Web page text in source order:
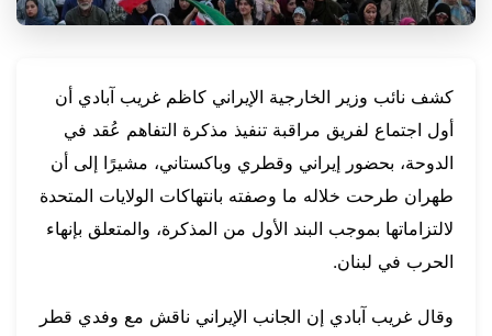
كشف نائب وزير الخارجية الإيراني كاظم غريب آبادي أن
أول اجتماع لفريق مراقبة تنفيذ مذكرة التفاهم عُقد في
الدوحة، بحضور إيراني وقطري وباكستاني، مشيرًا إلى أن
طهران طرحت خلاله ما وصفته بانتهاكات الولايات المتحدة
لالتزاماتها بموجب البند الأول من المذكرة، والمتعلق بإنهاء
الحرب في لبنان.
وقال غريب آبادي إن الجانب الإيراني ناقش مع وفدي قطر